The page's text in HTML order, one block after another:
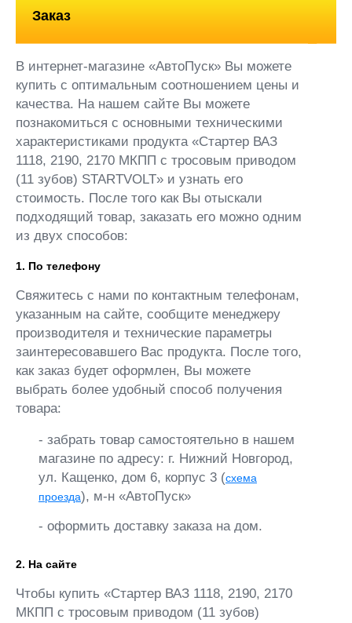
Заказ
В интернет-магазине «АвтоПуск» Вы можете
купить с оптимальным соотношением цены и
качества. На нашем сайте Вы можете
познакомиться с основными техническими
характеристиками продукта «Стартер ВАЗ
1118, 2190, 2170 МКПП с тросовым приводом
(11 зубов) STARTVOLT» и узнать его
стоимость. После того как Вы отыскали
подходящий товар, заказать его можно одним
из двух способов:
1. По телефону
Свяжитесь с нами по контактным телефонам,
указанным на сайте, сообщите менеджеру
производителя и технические параметры
заинтересовавшего Вас продукта. После того,
как заказ будет оформлен, Вы можете
выбрать более удобный способ получения
товара:
- забрать товар самостоятельно в нашем
магазине по адресу: г. Нижний Новгород,
ул. Кащенко, дом 6, корпус 3 (схема
проезда), м-н «АвтоПуск»
- оформить доставку заказа на дом.
2. На сайте
Чтобы купить «Стартер ВАЗ 1118, 2190, 2170
МКПП с тросовым приводом (11 зубов)